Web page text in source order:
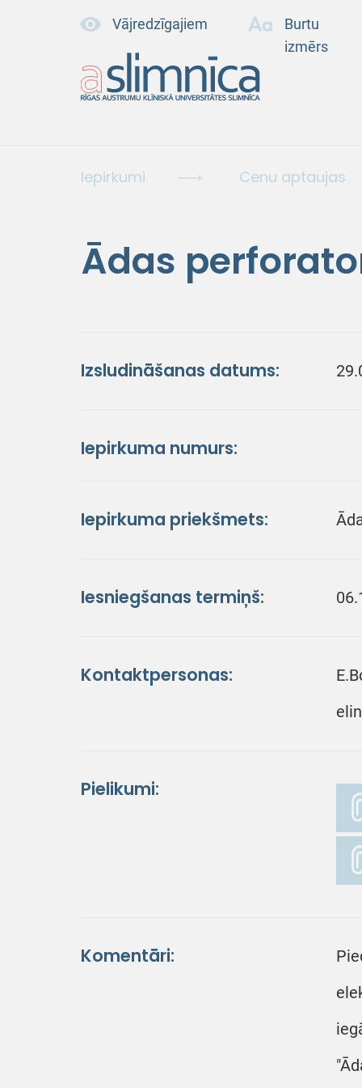
Vājredzīgajiem
Burtu
izmērs
Iepirkumi Cenu aptaujas
Ādas
Izsludināšanas datums:
Iepirkuma numurs:
Iepirkuma priekšmets:
Iesniegšanas termiņš:
Kontaktpersonas:
Pielikumi:
Komentāri: